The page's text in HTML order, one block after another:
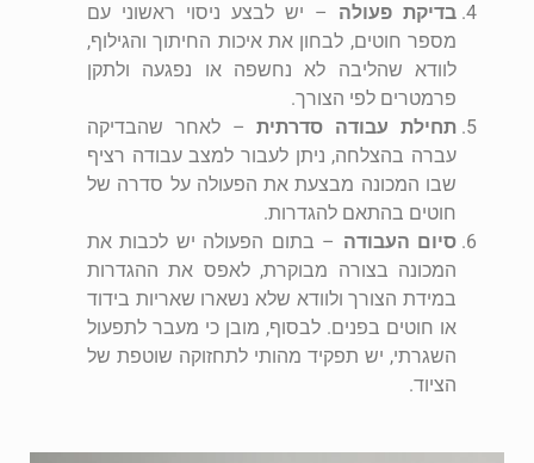
בדיקת פעולה – יש לבצע ניסוי ראשוני עם
מספר חוטים, לבחון את איכות החיתוך והגילוף,
לוודא שהליבה לא נחשפה או נפגעה ולתקן
פרמטרים לפי הצורך.
תחילת עבודה סדרתית– לאחר שהבדיקה
עברה בהצלחה, ניתן לעבור למצב עבודה רציף
שבו המכונה מבצעת את הפעולה על סדרה של
חוטים בהתאם להגדרות.
סיום העבודה – בתום הפעולה יש לכבות את
המכונה בצורה מבוקרת, לאפס את ההגדרות
במידת הצורך ולוודא שלא נשארו שאריות בידוד
או חוטים בפנים. לבסוף, מובן כי מעבר לתפעול
השגרתי, יש תפקיד מהותי לתחזוקה שוטפת של
הציוד.